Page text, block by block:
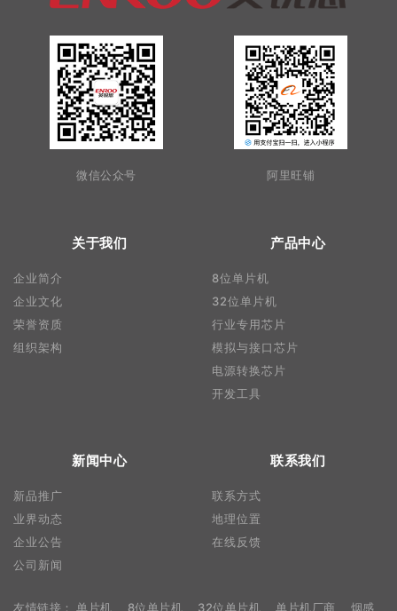
微信公众号 阿里旺铺
关于我们
企业简介
企业文化
荣誉资质
组织架构
产品中心
8位单片机
32位单片机
行业专用芯片
模拟与接口芯片
电源转换芯片
开发工具
新闻中心
新品推广
业界动态
企业公告
公司新闻
联系我们
联系方式
地理位置
在线反馈
友情链接： 单片机 8位单片机 32位单片机 单片机厂商 烟感